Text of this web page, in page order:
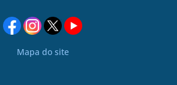
Mapa do site